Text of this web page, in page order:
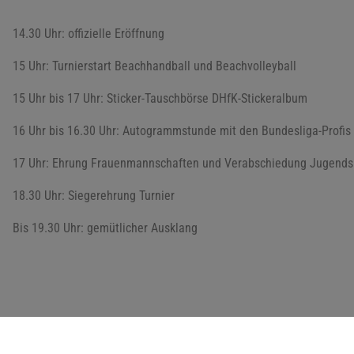
14.30 Uhr: offizielle Eröffnung
15 Uhr: Turnierstart Beachhandball und Beachvolleyball
15 Uhr bis 17 Uhr: Sticker-Tauschbörse DHfK-Stickeralbum
16 Uhr bis 16.30 Uhr: Autogrammstunde mit den Bundesliga-Profis
17 Uhr: Ehrung Frauenmannschaften und Verabschiedung
18.30 Uhr: Siegerehrung Turnier
Bis 19.30 Uhr: gemütlicher Ausklang